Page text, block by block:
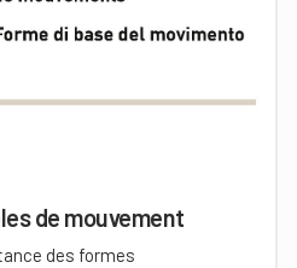
de mouvement
des formes